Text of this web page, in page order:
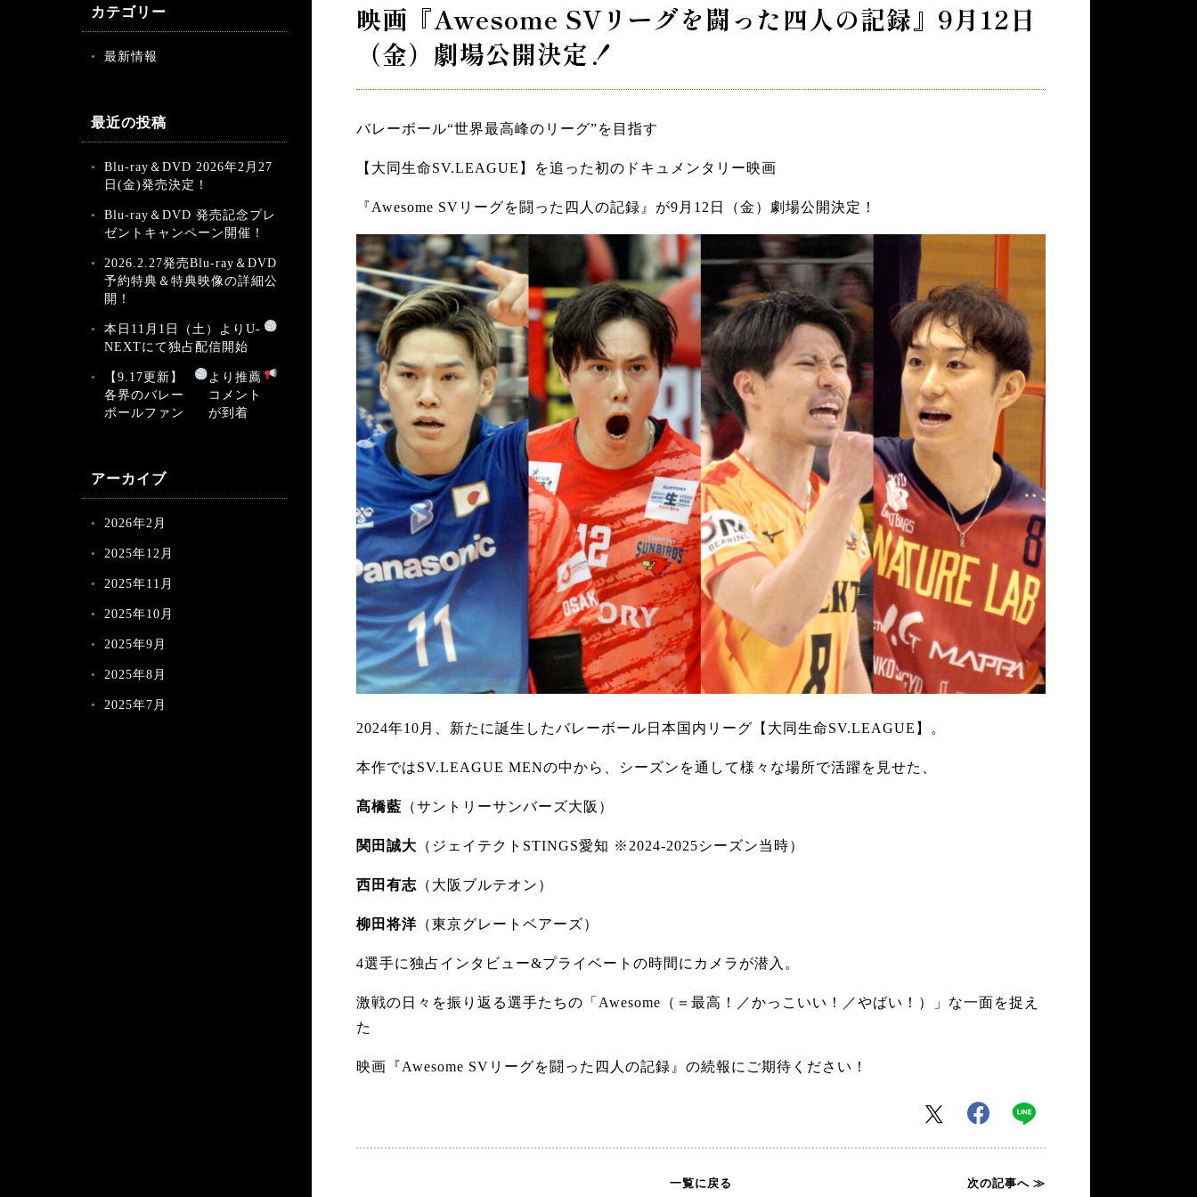
カテゴリー
最新情報
最近の投稿
Blu-ray＆DVD 2026年2月27
日(金)発売決定！
Blu-ray＆DVD 発売記念プレ
ゼントキャンペーン開催！
2026.2.27発売Blu-ray＆DVD
予約特典＆特典映像の詳細公
開！
本日11月1日（土）よりU-
NEXTにて独占配信開始
【9.17更新】
各界のバレー
ボールファン
より推薦
コメント
が到着
アーカイブ
2026年2月
2025年12月
2025年11月
2025年10月
2025年9月
2025年8月
2025年7月
映画『Awesome SVリーグを闘った四人の記録』9月12日
（金）劇場公開決定！
バレーボール“世界最高峰のリーグ”を目指す
【大同生命SV.LEAGUE】を追った初のドキュメンタリー映画
『Awesome SVリーグを闘った四人の記録』が9月12日（金）劇場公開決定！
2024年10月、新たに誕生したバレーボール日本国内リーグ【大同生命SV.LEAGUE】。
本作ではSV.LEAGUE MENの中から、シーズンを通して様々な場所で活躍を見せた、
髙橋藍 （サントリーサンバーズ大阪）
関田誠大 （ジェイテクトSTINGS愛知 ※2024-2025シーズン当時）
西田有志 （大阪ブルテオン）
柳田将洋（東京グレートベアーズ）
4選手に独占インタビュー&プライベートの時間にカメラが潜入。
激戦の日々を振り返る選手たちの「Awesome（＝最高！／かっこいい！／やばい！）」な一面を捉え
た
映画『Awesome SVリーグを闘った四人の記録』の続報にご期待ください！
一覧に戻る 次の記事へ ≫